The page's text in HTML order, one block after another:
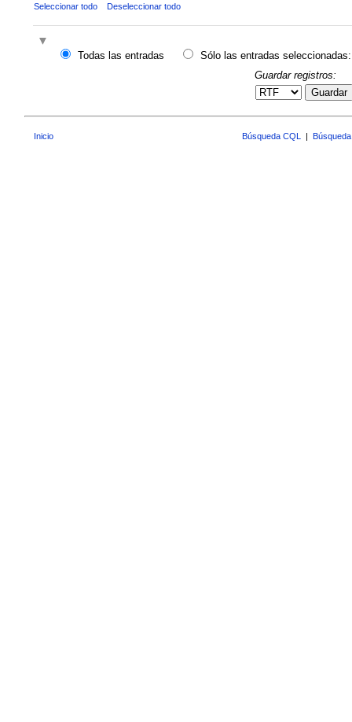
Seleccionar todo Deseleccionar todo
Todas las entradas
Sólo las entradas seleccionadas:
Guardar registros:
Guardar
Inicio Búsqueda CQL